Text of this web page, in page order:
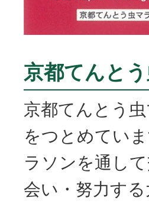
京都てんと
京都てんとう
をつとめてい
ラソンを通し
会い・努力す